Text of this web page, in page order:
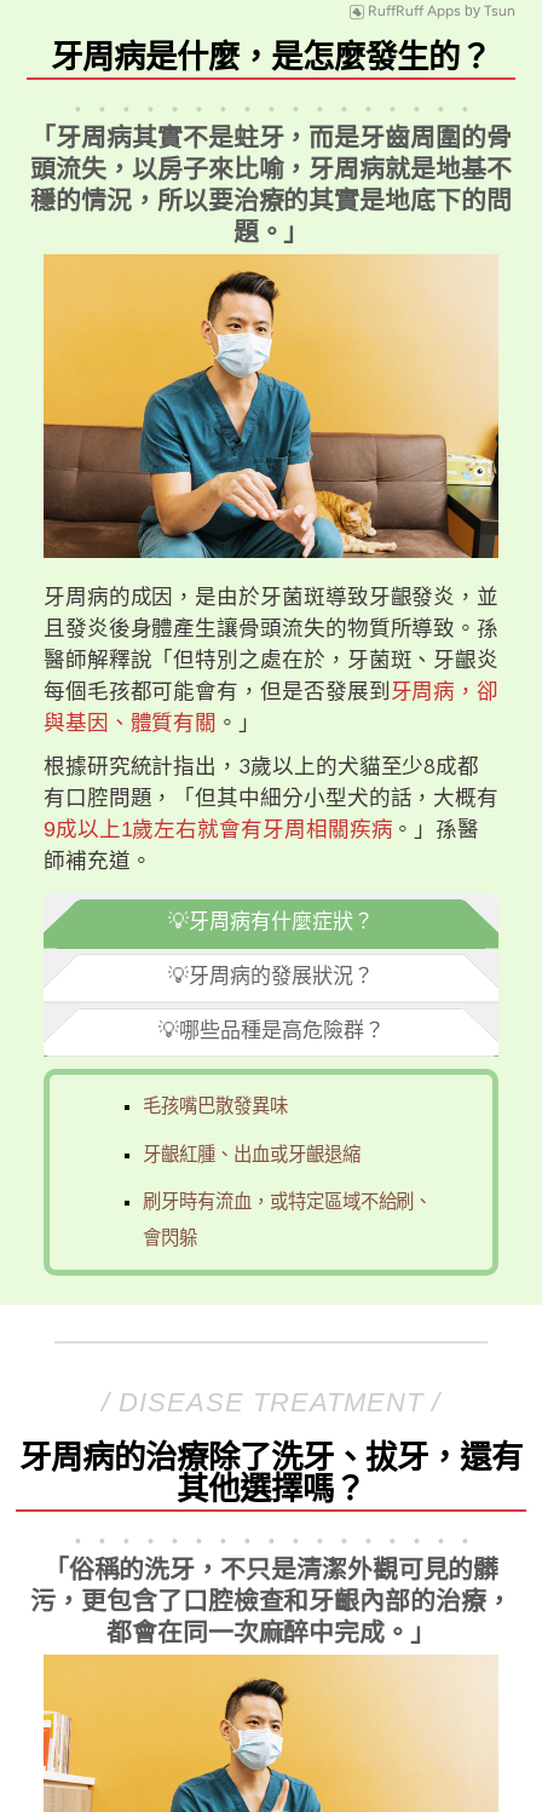
RuffRuff Apps by Tsun
牙周病是什麼，是怎麼發生的？
．．．．．．．．．．．．．．．．．
「牙周病其實不是蛀牙，而是牙齒周圍的骨
頭流失，以房子來比喻，牙周病就是地基不
穩的情況，所以要治療的其實是地底下的問
題。」
牙周病的成因，是由於牙菌斑導致牙齦發炎，並
且發炎後身體產生讓骨頭流失的物質所導致。孫
醫師解釋說「但特別之處在於，牙菌斑、牙齦炎
每個毛孩都可能會有，但是否發展到 牙周病，卻
與基因、體質有關 。」
根據研究統計指出，3歲以上的犬貓至少8成都
有口腔問題，「但其中細分小型犬的話，大概有
9成以上1歲左右就會有牙周相關疾病 。」孫醫
師補充道。
💡牙周病有什麼症狀？
💡牙周病的發展狀況？
💡哪些品種是高危險群？
毛孩嘴巴散發異味
牙齦紅腫、出血或牙齦退縮
刷牙時有流血，或特定區域不給刷、
會閃躲
/ DISEASE TREATMENT /
牙周病的治療除了洗牙、拔牙，還有
其他選擇嗎？
．．．．．．．．．．．．．．．．．
「俗稱的洗牙，不只是清潔外觀可見的髒
污，更包含了口腔檢查和牙齦內部的治療，
都會在同一次麻醉中完成。」